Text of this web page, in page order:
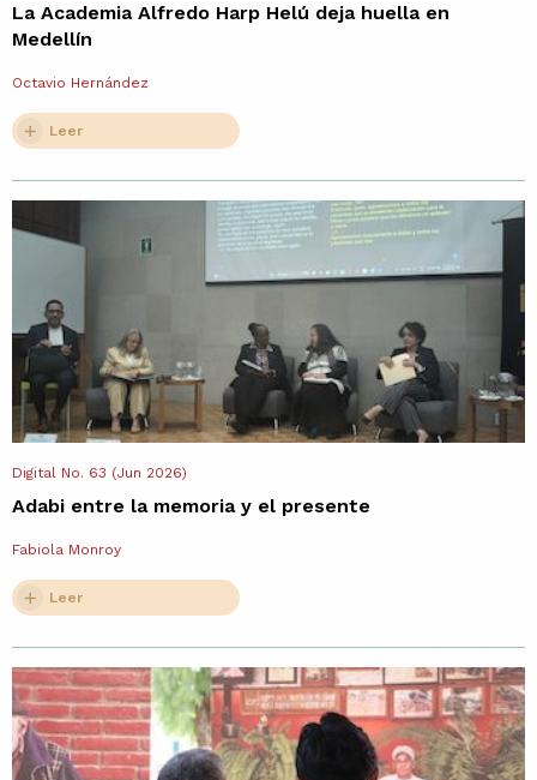
La Academia Alfredo Harp Helú deja huella en
Medellín
Octavio Hernández
Leer
Digital No. 63 (Jun 2026)
Adabi entre la memoria y el presente
Fabiola Monroy
Leer